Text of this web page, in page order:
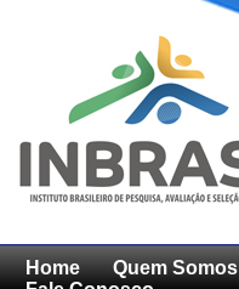
Home Quem Somos